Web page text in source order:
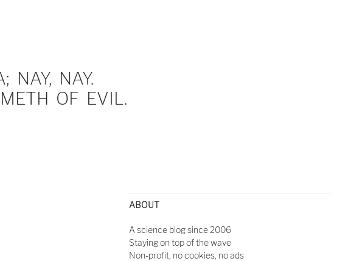
NAY, NAY.
OF EVIL.
ABOUT
A science blog since 2006
Staying on top of the wave
Non-profit, no cookies, no ads